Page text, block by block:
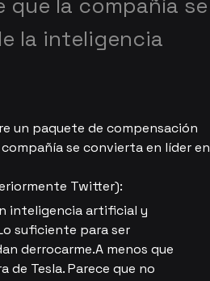
la compañía se
la inteligencia
un paquete de compensación
se convierta en líder en
Twitter):
inteligencia artificial y
suficiente para ser
derrocarme.A menos que
Tesla. Parece que no